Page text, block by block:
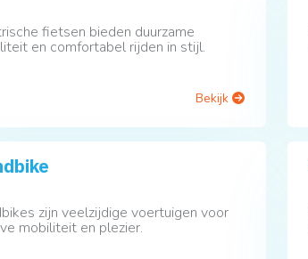
fietsen bieden duurzame
en comfortabel rijden in stijl.
Bekijk
zijn veelzijdige voertuigen voor
mobiliteit en plezier.